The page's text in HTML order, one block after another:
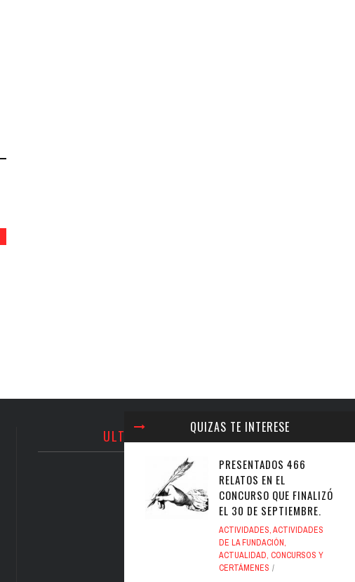
QUIZAS TE INTERESE
PRESENTADOS 466
RELATOS EN EL
CONCURSO QUE FINALIZÓ
EL 30 DE SEPTIEMBRE.
ACTIVIDADES,ACTIVIDADES
DE LA FUNDACIÓN,
ACTUALIDAD, CONCURSOS Y
CERTÁMENES
ULTIMOS TWEETS